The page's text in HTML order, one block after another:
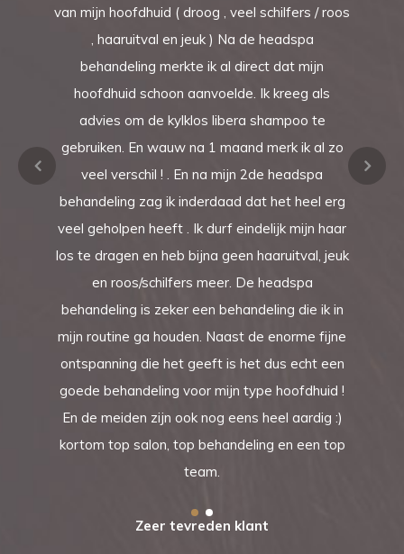
van mijn hoofdhuid ( droog , veel schilfers / roos
, haaruitval en jeuk ) Na de headspa
behandeling merkte ik al direct dat mijn
hoofdhuid schoon aanvoelde. Ik kreeg als
advies om de kylklos libera shampoo te
gebruiken. En wauw na 1 maand merk ik al zo
veel verschil ! . En na mijn 2de headspa
behandeling zag ik inderdaad dat het heel erg
veel geholpen heeft . Ik durf eindelijk mijn haar
los te dragen en heb bijna geen haaruitval, jeuk
en roos/schilfers meer. De headspa
behandeling is zeker een behandeling die ik in
mijn routine ga houden. Naast de enorme fijne
ontspanning die het geeft is het dus echt een
goede behandeling voor mijn type hoofdhuid !
En de meiden zijn ook nog eens heel aardig :)
kortom top salon, top behandeling en een top
team.
Zeer tevreden klant